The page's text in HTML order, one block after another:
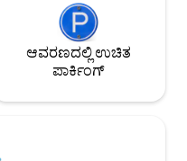
ಆವರಣದಲ್ಲಿ ಉಚಿತ
ಪಾರ್ಕಿಂಗ್